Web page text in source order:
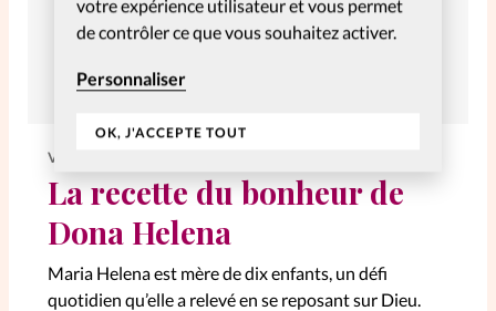
votre expérience utilisateur et vous permet
de contrôler ce que vous souhaitez activer.
Personnaliser
OK, J'ACCEPTE TOUT
Faire un don
La Boutique
éditions
À propos
La rédaction
VIVE LA FAMILLE
La recette du bonheur de
Dona Helena
Maria Helena est mère de dix enfants, un défi
quotidien qu’elle a relevé en se reposant sur Dieu.